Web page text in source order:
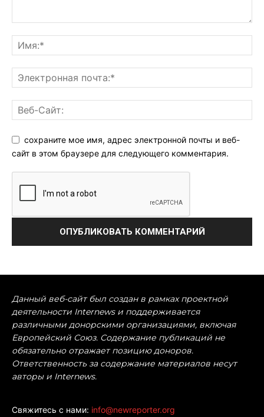
сохраните мое имя, адрес электронной почты и веб-
сайт в этом браузере для следующего комментария.
Данный веб-сайт был создан в рамках проектной
деятельности Internews и поддерживается
различными донорскими организациями, включая
Европейский Союз. Содержание публикаций не
обязательно отражает позицию доноров.
Ответственность за содержание материалов несут
авторы и Internews.
Свяжитесь с нами: info@newreporter.org